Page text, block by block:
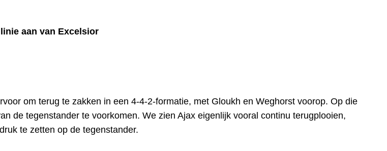
aan van Excelsior
om terug te zakken in een 4-4-2-formatie, met Gloukh en Weghorst voorop. Op die
de tegenstander te voorkomen. We zien Ajax eigenlijk vooral continu terugplooien,
te zetten op de tegenstander.